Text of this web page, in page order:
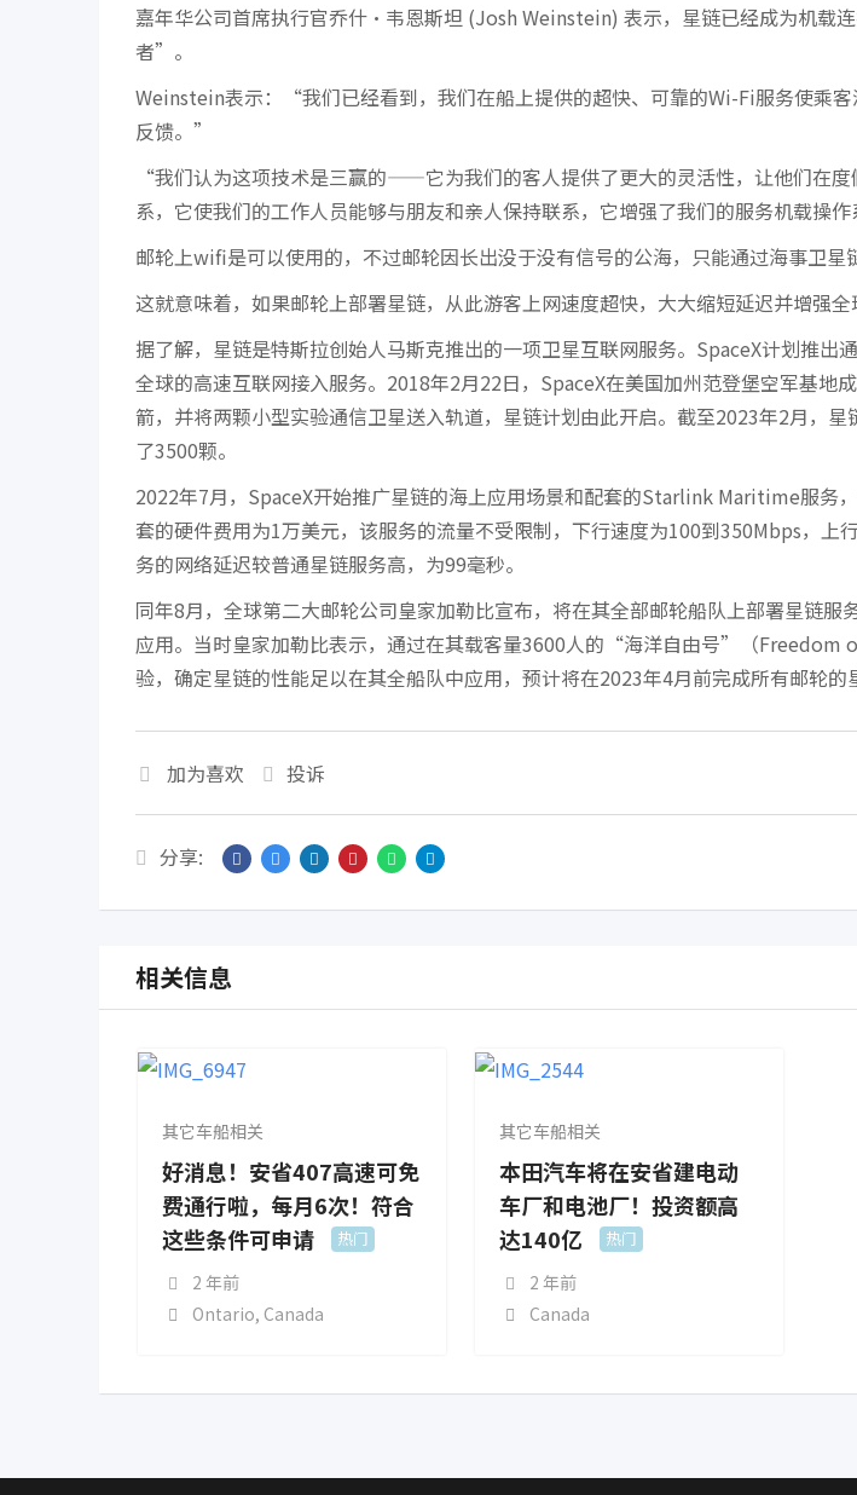
嘉年华公司首席执行官乔什·韦恩斯坦 (Josh Weinstein) 表示，星链已经成为机载
者”。
Weinstein表示：“我们已经看到，我们在船上提供的超快、可靠的Wi-Fi服务使乘
反馈。”
“我们认为这项技术是三赢的——它为我们的客人提供了更大的灵活性，让他们在
系，它使我们的工作人员能够与朋友和亲人保持联系，它增强了我们的服务机载操作
邮轮上wifi是可以使用的，不过邮轮因长出没于没有信号的公海，只能通过海事卫星
这就意味着，如果邮轮上部署星链，从此游客上网速度超快，大大缩短延迟并增强全
据了解，星链是特斯拉创始人马斯克推出的一项卫星互联网服务。SpaceX计划推出
全球的高速互联网接入服务。2018年2月22日，SpaceX在美国加州范登堡空军基地
箭，并将两颗小型实验通信卫星送入轨道，星链计划由此开启。截至2023年2月，
了3500颗。
2022年7月，SpaceX开始推广星链的海上应用场景和配套的Starlink Maritime服务
套的硬件费用为1万美元，该服务的流量不受限制，下行速度为100到350Mbps，上
务的网络延迟较普通星链服务高，为99毫秒。
同年8月，全球第二大邮轮公司皇家加勒比宣布，将在其全部邮轮船队上部署星链服
应用。当时皇家加勒比表示，通过在其载客量3600人的“海洋自由号”（Freedom
验，确定星链的性能足以在其全船队中应用，预计将在2023年4月前完成所有邮轮的
加为喜欢 投诉
分享:
相关信息
其它车船相关
好消息！安省407高速可免
费通行啦，每月6次！符合
这些条件可申请
热门
2 年前
Ontario, Canada
其它车船相关
本田汽车将在安省建电动
车厂和电池厂！投资额高
达140亿
热门
2 年前
Canada